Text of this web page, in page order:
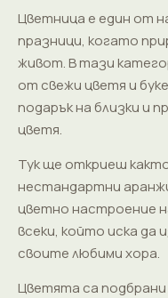
Цветница е един от
празници, когато
живот. В тази
от свежи цветя и
подарък на близки и
цветя.
Тук ще откриеш
нестандартни
цветно настроение
всеки, който иска да
своите любими хора.
Цветята са подбрани